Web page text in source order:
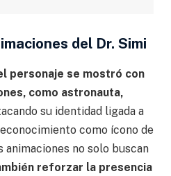
del Dr. Simi
personaje se mostró con
como astronauta,
su identidad ligada a
como ícono de
animaciones no solo buscan
reforzar la presencia